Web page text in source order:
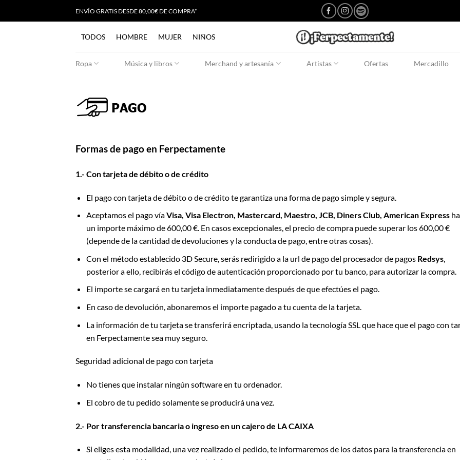
ENVÍO GRATIS DESDE 80,00€ DE COMPRA*
TODOS HOMBRE MUJER NIÑOS
Ropa Música y libros Merchand y artesanía Artistas Ofertas Mercadillo
Formas de pago en Ferpectamente
1.- Con tarjeta de débito o de crédito
El pago con tarjeta de débito o de crédito te garantiza una forma de pago simple y segura.
Aceptamos el pago víaVisa, Visa Electron, Mastercard, Maestro, JCB, Diners Club, American Express
un importe máximo de 600,00 €. En casos excepcionales, el precio de compra puede superar los 600,00 €
(depende de la cantidad de devoluciones y la conducta de pago, entre otras cosas).
Con el método establecido 3D Secure, serás redirigido a la url de pago del procesador de pagos Redsys,
posterior a ello, recibirás el código de autenticación proporcionado por tu banco, para autorizar la compra.
El importe se cargará en tu tarjeta inmediatamente después de que efectúes el pago.
En caso de devolución, abonaremos el importe pagado a tu cuenta de la tarjeta.
La información de tu tarjeta se transferirá encriptada, usando la tecnología SSL que hace que el pago con
en Ferpectamente sea muy seguro.
Seguridad adicional de pago con tarjeta
No tienes que instalar ningún software en tu ordenador.
El cobro de tu pedido solamente se producirá una vez.
2.- Por transferencia bancaria o ingreso en un cajero de LA CAIXA
Si eliges esta modalidad, una vez realizado el pedido, te informaremos de los datos para la transferencia en